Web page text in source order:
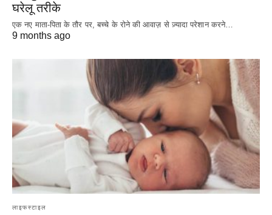
घरेलू तरीके
एक नए माता-पिता के तौर पर, बच्चे के रोने की आवाज़ से ज़्यादा परेशान करने…
9 months ago
लाइफस्टाइल